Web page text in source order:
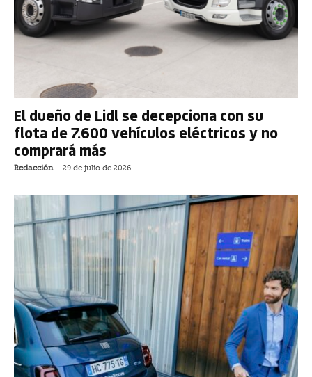
El dueño de Lidl se decepciona con su
flota de 7.600 vehículos eléctricos y no
comprará más
Redacción - 29 de julio de 2026